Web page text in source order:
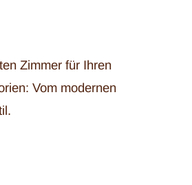
Zimmer für Ihren
Vom modernen